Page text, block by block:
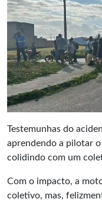
Testemunhas do
aprendendo a pilotar
colidindo com um
Com o impacto, a
coletivo, mas,